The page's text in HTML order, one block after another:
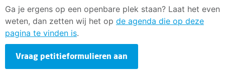
Ga je ergens op een openbare plek staan? Laat het even
weten, dan zetten wij het op de agenda die op deze
pagina te vinden is.
Vraag petitieformulieren aan